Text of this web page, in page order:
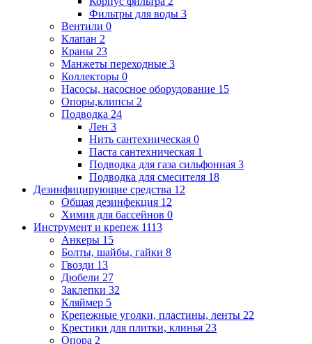
Фильтры для воды 3
Вентили 0
Клапан 2
Краны 23
Манжеты переходные 3
Коллекторы 0
Насосы, насосное оборудование 15
Опоры,клипсы 2
Подводка 24
Лен 3
Нить сантехническая 0
Паста сантехническая 1
Подводка для газа сильфонная 3
Подводка для смесителя 18
Дезинфицирующие средства 12
Общая дезинфекция 12
Химия для бассейнов 0
Инструмент и крепеж 1113
Анкеры 15
Болты, шайбы, гайки 8
Гвозди 13
Дюбели 27
Заклепки 32
Кляймер 5
Крепежные уголки, пластины, ленты 22
Крестики для плитки, клинья 23
Опора 2